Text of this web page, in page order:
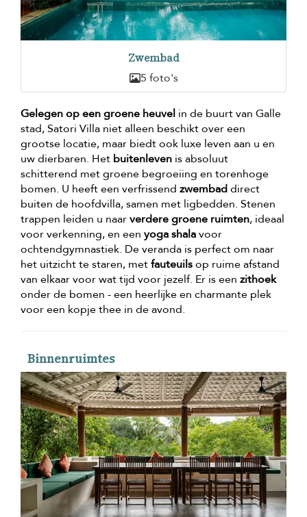
Zwembad
5 foto's
Gelegen op een groene heuvel in de buurt van Galle
stad, Satori Villa niet alleen beschikt over een
grootse locatie, maar biedt ook luxe leven aan u en
uw dierbaren. Het buitenleven is absoluut
schitterend met groene begroeiing en torenhoge
bomen. U heeft een verfrissend zwembaddirect
buiten de hoofdvilla, samen met ligbedden. Stenen
trappen leiden u naarverdere groene ruimten, ideaal
voor verkenning, en een yoga shalavoor
ochtendgymnastiek. De veranda is perfect om naar
het uitzicht te staren, metfauteuilsop ruime afstand
van elkaar voor wat tijd voor jezelf. Er is een zithoek
onder de bomen - een heerlijke en charmante plek
voor een kopje thee in de avond.
Binnenruimtes